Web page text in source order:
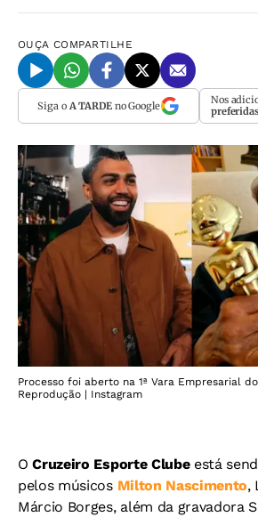
OUÇA COMPARTILHE
Siga o A TARDEno Google Nos
Processo foi aberto na 1ª Vara Empresarial
Reprodução | Instagram
OCruzeiro Esporte Clubeestá
pelos músicos Milton Nascimento,
Márcio Borges, além da gravadora